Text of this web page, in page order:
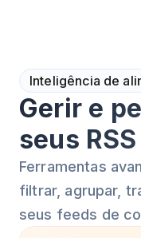
Inteligência de
Gerir e
seus
Ferramentas
filtrar, agrupar,
seus feeds de